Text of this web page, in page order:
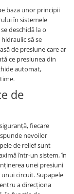
baza unor principii
în sistemele
deschidă la o
să se
de presiune care ar
ce presiunea din
automat,
de
fiecare
nevoilor
de relief sunt
într-un sistem, în
unei presiuni
circuit. Supapele
a direcționa